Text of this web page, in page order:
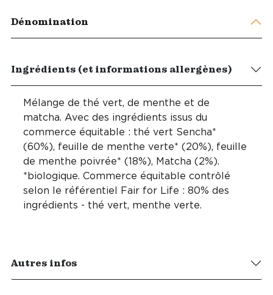
Dénomination
Ingrédients (et informations allergènes)
Mélange de thé vert, de menthe et de
matcha. Avec des ingrédients issus du
commerce équitable : thé vert Sencha*
(60%), feuille de menthe verte* (20%), feuille
de menthe poivrée* (18%), Matcha (2%).
*biologique. Commerce équitable contrôlé
selon le référentiel Fair for Life : 80% des
ingrédients - thé vert, menthe verte.
Autres infos